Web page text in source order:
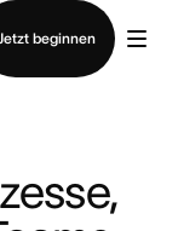
beginnen